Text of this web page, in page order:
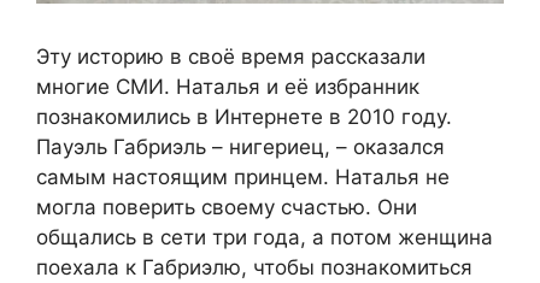
Эту историю в своё время рассказали
многие СМИ. Наталья и её избранник
познакомились в Интернете в 2010 году.
Пауэль Габриэль – нигериец, – оказался
самым настоящим принцем. Наталья не
могла поверить своему счастью. Они
общались в сети три года, а потом женщина
поехала к Габриэлю, чтобы познакомиться